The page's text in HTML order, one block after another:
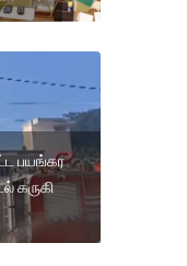
பயங்கர
கருகி